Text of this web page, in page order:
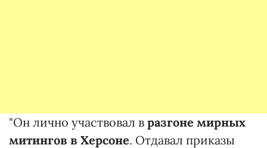
"Он лично участвовал в разгоне мирных
митингов в Херсоне. Отдавал приказы